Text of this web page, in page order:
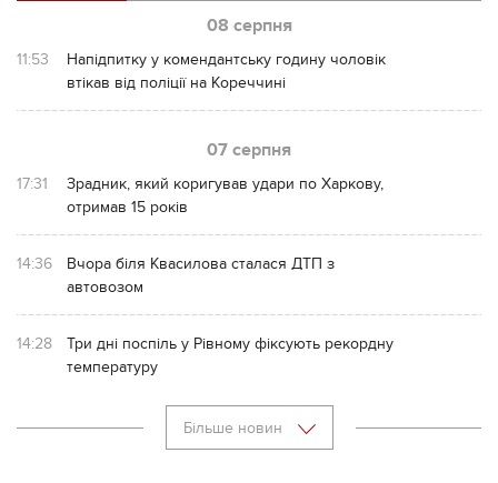
08 серпня
11:53
Напідпитку у комендантську годину чоловік
втікав від поліції на Кореччині
07 серпня
17:31
Зрадник, який коригував удари по Харкову,
отримав 15 років
14:36
Вчора біля Квасилова сталася ДТП з
автовозом
14:28
Три дні поспіль у Рівному фіксують рекордну
температуру
Більше новин